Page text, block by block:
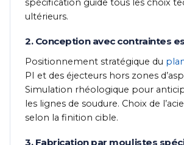
spécification guide tous les choix
ultérieurs.
2. Conception avec contraintes
Positionnement stratégique du
PI et des éjecteurs hors zones
Simulation rhéologique pour
les lignes de soudure. Choix de
selon la finition cible.
3. Fabrication par moulistes